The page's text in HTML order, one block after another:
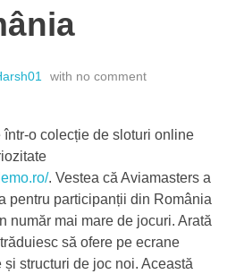
with no comment
într-o colecție de sloturi online
. Vestea că Aviamasters a
pentru participanții din România
număr mai mare de jocuri. Arată
să ofere pe ecrane
structuri de joc noi. Această